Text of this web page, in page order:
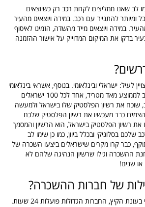
לב שאנו ממליצים לקחת רכב רק כשיוצאים
ומיותר להתנייד עם רכב. במידה ויוצאים מהעיר
במידה ויוצאים מייד מהשדה, הזמינו לאיסוף
בדקו את המיקום המדוייק על אישור ההזמנה
לעיל: ישראלי ובינלאומי. בנוסף, אשראי בינלאומי
ואת הדרכון שלכם, שימו לב לממוצע מאד מטריד, אחד לכל 100 ישראלים
שוכח את רשיון הפלסטיק שלו בישראל ולמעשה
כבר מעכשיו את רשיון הפלסטיק שלכם
רשיון הפלסטיק בישראל, הוא הרשיון והמסמך
שלכם בסלוניקי ובכלל ביוון, כמו כן שימו לב
כבר קרו מקרים שישראלים ביצעו השכרה של
ההשכרה וגילו שרשיון הנהיגה שלהם לא
שנים!
של חברות ההשכרה?
בשה התעופה של סלוניקי בעונת הקיץ, החברות הגדולות פועלות 24 שעות.